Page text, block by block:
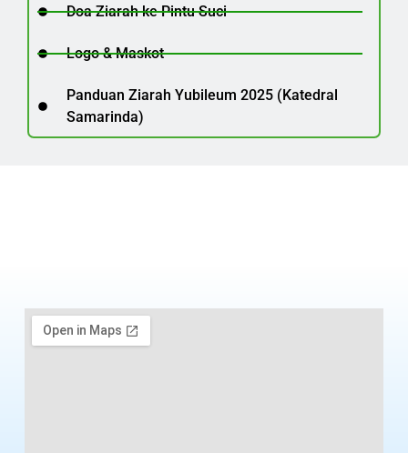
Doa Ziarah ke Pintu Suci
Logo & Maskot
Panduan Ziarah Yubileum 2025 (Katedral
Samarinda)